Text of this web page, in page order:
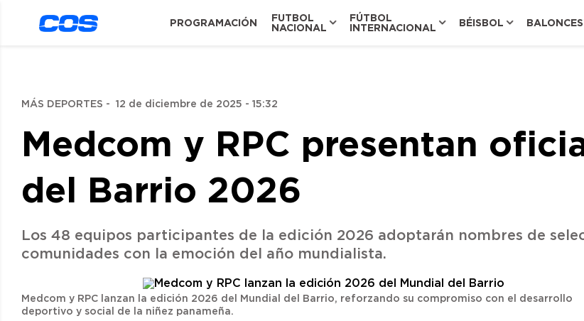
PROGRAMACIÓN
FUTBOL
NACIONAL
FÚTBOL
INTERNACIONAL
BÉISBOL
MÁS DEPORTES - 12 de diciembre de 2025 - 15:32
Medcom y RPC presentan
del Barrio 2026
Los 48 equipos participantes de la edición 2026 adoptarán nombres de
comunidades con la emoción del año mundialista.
Medcom y RPC lanzan la edición 2026 del Mundial del Barrio, reforzando su compromiso con el desarrollo
deportivo y social de la niñez panameña.